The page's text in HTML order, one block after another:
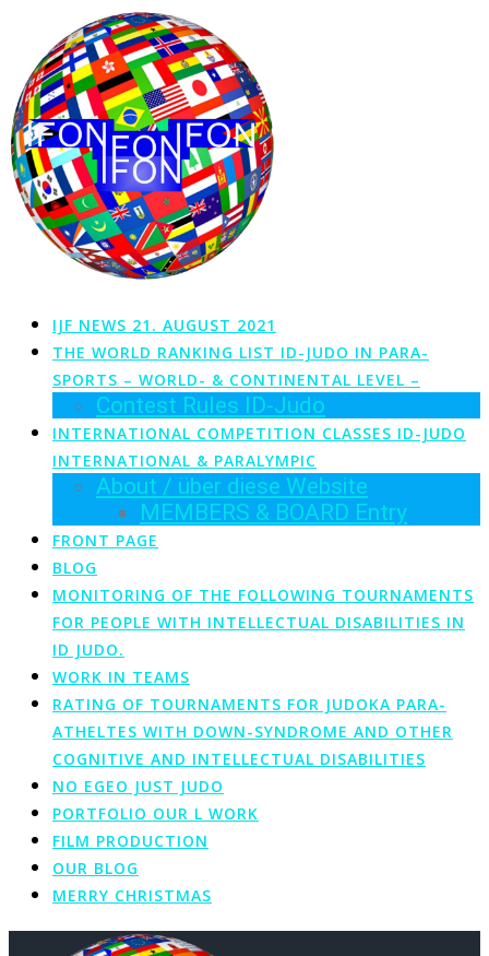
Inhalt
springen
IJF NEWS 21. AUGUST 2021
THE WORLD RANKING LIST ID-JUDO IN PARA-
SPORTS – WORLD- & CONTINENTAL LEVEL –
Contest Rules ID-Judo
INTERNATIONAL COMPETITION CLASSES ID-JUDO
INTERNATIONAL & PARALYMPIC
About / über diese Website
MEMBERS & BOARD Entry
FRONT PAGE
BLOG
MONITORING OF THE FOLLOWING TOURNAMENTS
FOR PEOPLE WITH INTELLECTUAL DISABILITIES IN
ID JUDO.
WORK IN TEAMS
RATING OF TOURNAMENTS FOR JUDOKA PARA-
ATHELTES WITH DOWN-SYNDROME AND OTHER
COGNITIVE AND INTELLECTUAL DISABILITIES
NO EGEO JUST JUDO
PORTFOLIO OUR L WORK
FILM PRODUCTION
OUR BLOG
MERRY CHRISTMAS